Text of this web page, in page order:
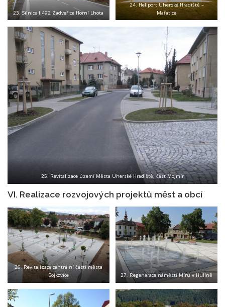
23. Silnice II492 Zádveřice Horní Lhota
24. Heliport Uherské Hradiště –
Mařatice
25. Revitalizace území Města Uherské Hradiště, část Mojmír
VI. Realizace rozvojových projektů měst a obcí
26. Revitalizace centrální části města
Bojkovice
27. Regenerace náměstí Míru v Hulíně